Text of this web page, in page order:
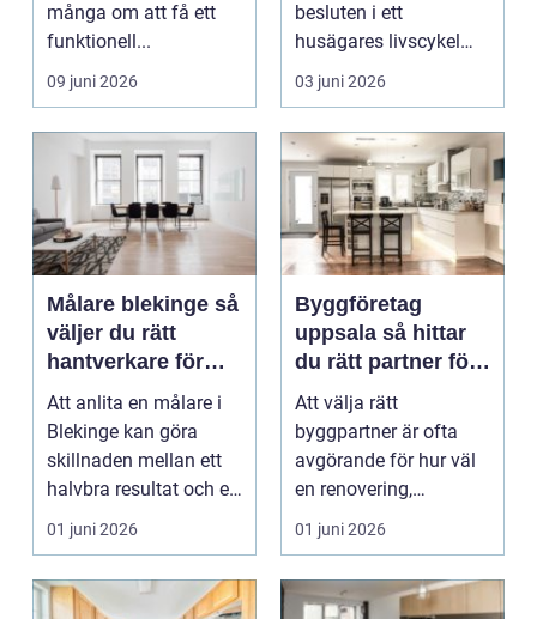
många om att få ett
funktionell...
09 juni 2026
besluten i ett
husägares livscykel
med sitt hem. Rätt f...
03 juni 2026
Målare blekinge så
väljer du rätt
hantverkare för
ditt projekt
Att anlita en målare i
Blekinge kan göra
skillnaden mellan ett
halvbra resultat och ett
hem eller en...
01 juni 2026
Byggföretag
uppsala så hittar
du rätt partner för
renovering och
ombyggnad
Att välja rätt
byggpartner är ofta
avgörande för hur väl
en renovering,
ombyggnad eller
01 juni 2026